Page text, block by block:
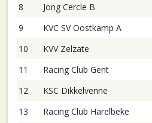
8
Jong Cercle B
9
KVC SV Oostkamp A
10
KVV Zelzate
11
Racing Club Gent
12
KSC Dikkelvenne
13
Racing Club Harelbeke